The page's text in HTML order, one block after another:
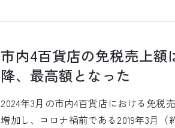
市内4百貨店の免税売上額
降、最高額となった
2024年3月の市内4百貨店における免税
増加し、コロナ禍前である2019年3月